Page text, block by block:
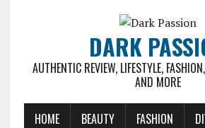
DARK
AUTHENTIC REVIEW, LIFESTYLE,
AND MORE
HOME BEAUTY FASHION